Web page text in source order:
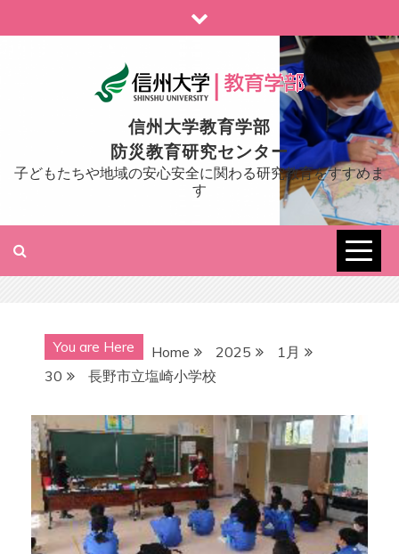
to
信州大学教育学部
防災教育研究センター
子どもたちや地域の安心安全に関わる研究教育をすすめま
す
You are Here Home 2025
1月
30
長野市立塩崎小学校